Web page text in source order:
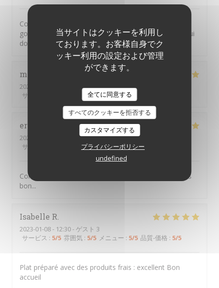
当サイトはクッキーを利用し
ております。お客様自身でク
ッキー利用の設定および管理
ができます。
全てに同意する
すべてのクッキーを拒否する
カスタマイズする
プライバシーポリシー
undefined
Comme à chaque fois, un très bon moment passé au
gourmandin. Bon accueil, bon service, des assiettes qui
donnent envie. Un plaisir!
marie-paule
2023-01-10
- 12:30 - ゲスト 2
サービス
5/5 メニュー:5
eric
2023-01-09
- 12:30 - ゲスト 2
サービス
雰囲気:5/5 メニュー: 5 /5 品質-価格
Comme d habitude, rien à redire , super service et très
bon...
Isabelle R
2023-01-08- 12:30 - ゲスト 3
サービス : 5/5 雰囲気 : 5/5 メニュー : 5/5 品質-価格 : 5/5
Plat préparé avec des produits frais : excellent Bon
accueil